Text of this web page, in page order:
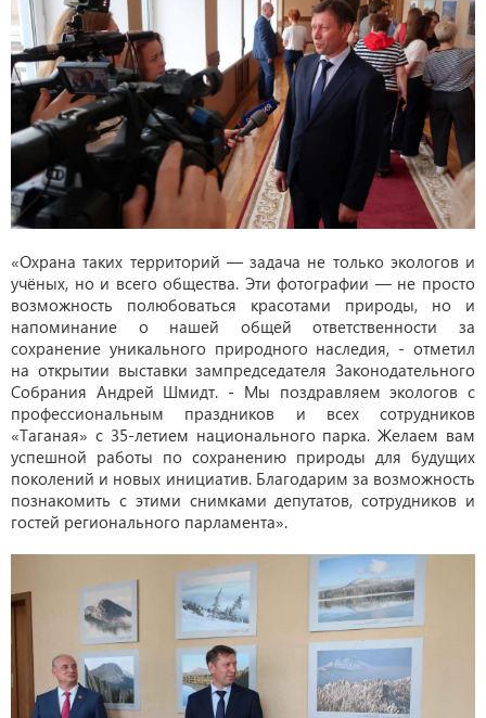
«Охрана таких территорий — задача не только экологов и
учёных, но и всего общества. Эти фотографии — не просто
возможность полюбоваться красотами природы, но и
напоминание о нашей общей ответственности за
сохранение уникального природного наследия, - отметил
на открытии выставки зампредседателя Законодательного
Собрания Андрей Шмидт. - Мы поздравляем экологов с
профессиональным праздников и всех сотрудников
«Таганая» с 35-летием национального парка. Желаем вам
успешной работы по сохранению природы для будущих
поколений и новых инициатив. Благодарим за возможность
познакомить с этими снимками депутатов, сотрудников и
гостей регионального парламента».